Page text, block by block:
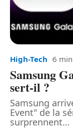
High-Tech 6
Samsung
sert-il ?
Samsung
Event" de la
surprennent…